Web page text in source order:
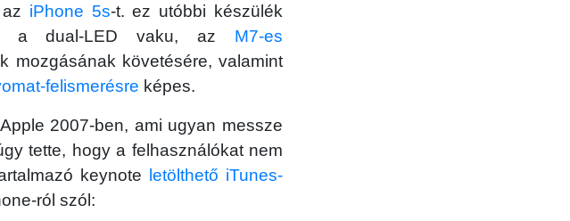
iPhone 5s-t. ez utóbbi készülék
a dual-LED vaku, az M7-es
mozgásának követésére, valamint
felismerésre képes.
2007-ben, ami ugyan messze
tette, hogy a felhasználókat nem
keynote
letölthető iTunes-
ról szól: